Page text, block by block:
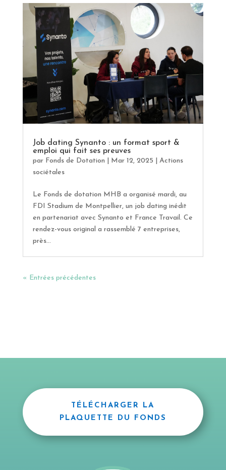
Job dating Synanto : un format sport &
emploi qui fait ses preuves
par Fonds de Dotation Mar 12, 2025
Actions
sociétales
Le Fonds de dotation MHB a organisé mardi, au
FDI Stadium de Montpellier, un job dating inédit
en partenariat avec Synanto et France Travail. Ce
rendez-vous original a rassemblé 7 entreprises,
près...
« Entrées précédentes
TÉLÉCHARGER LA
PLAQUETTE DU FONDS